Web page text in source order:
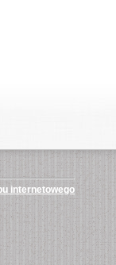
internetowego